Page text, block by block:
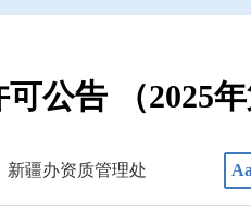
公告 （2025年
新疆办资质管理处 Aa